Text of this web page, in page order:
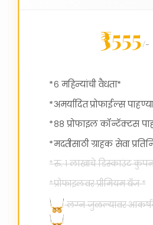
₹3555/-
*६ महिन्यांची वैधता*
*अमर्यादित प्रोफाईल्स
*८८ प्रोफाइल कॉन्टॅक्टस
*मदतीसाठी ग्राहक सेवा
*रु. १ लाखाचे डिस्काउंट
*प्रोफाइलवर प्रीमियम बॅज *
लग्न जुळल्यावर